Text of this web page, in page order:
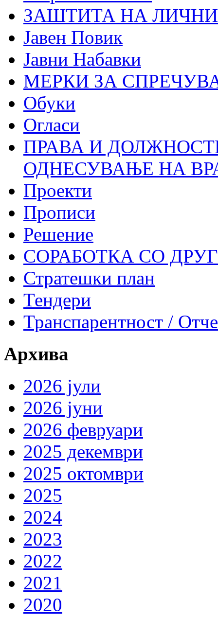
ЗАШТИТА НА
Јавен Повик
Јавни Набавки
МЕРКИ ЗА
Обуки
Огласи
ПРАВА И
ОДНЕСУВАЊЕ НА
Проекти
Прописи
Решение
СОРАБОТКА СО
Стратешки план
Тендери
Транспарентност /
Архива
2026 јули
2026 јуни
2026 февруари
2025 декември
2025 октомври
2025
2024
2023
2022
2021
2020